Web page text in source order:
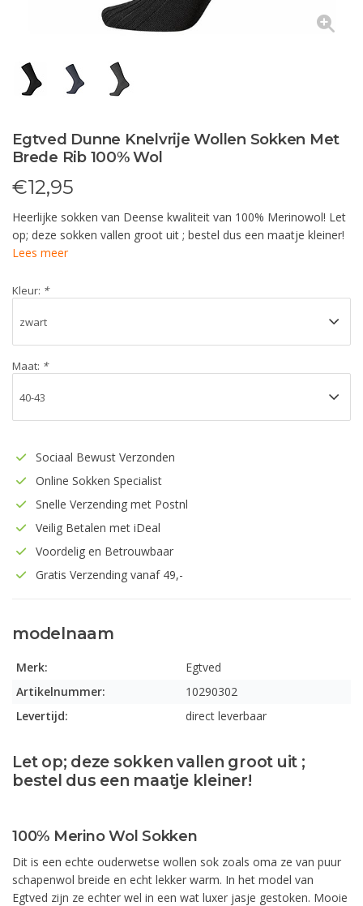
Egtved Dunne Knelvrije Wollen Sokken Met
Brede Rib 100% Wol
€12,95
Heerlijke sokken van Deense kwaliteit van 100% Merinowol! Let
op; deze sokken vallen groot uit ; bestel dus een maatje kleiner!
Lees meer
Kleur: *
Maat: *
Sociaal Bewust Verzonden
Online Sokken Specialist
Snelle Verzending met Postnl
Veilig Betalen met iDeal
Voordelig en Betrouwbaar
Gratis Verzending vanaf 49,-
modelnaam
Merk:
Egtved
Artikelnummer:
10290302
Levertijd:
direct leverbaar
Let op; deze sokken vallen groot uit ;
bestel dus een maatje kleiner!
100% Merino Wol Sokken
Dit is een echte ouderwetse wollen sok zoals oma ze van puur
schapenwol breide en echt lekker warm. In het model van
Egtved zijn ze echter wel in een wat luxer jasje gestoken. Mooie